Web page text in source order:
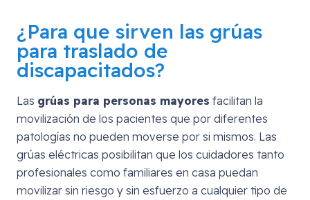
¿Para que sirven las grúas
para traslado de
discapacitados?
Las grúas para personas mayores facilitan la
movilización de los pacientes que por diferentes
patologías no pueden moverse por si mismos. Las
grúas eléctricas posibilitan que los cuidadores tanto
profesionales como familiares en casa puedan
movilizar sin riesgo y sin esfuerzo a cualquier tipo de